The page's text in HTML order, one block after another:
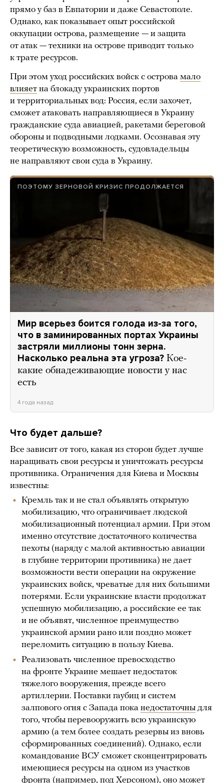
прямо у баз в Евпатории и даже Севастополе.
Однако, как показывает опыт российской
оккупации острова, размещение — и защита
от атак — техники на острове приводит только
к трате ресурсов.
При этом уход российских войск с острова мало
влияет на блокаду украинских портов
и территориальных вод: Россия, если захочет,
сможет атаковать направляющиеся в Украину
гражданские суда авиацией, ракетами береговой
обороны и подводными лодками. Осознавая эту
теоретическую возможность, судовладельцы
не направляют свои суда в Украину.
ПОЭТОМУ ЗЕРНОВОЙ КРИЗИС ПРОДОЛЖАЕТСЯ
Мир всерьез боится голода из-за того,
что в заминированных портах Украины
застряли миллионы тонн зерна.
Насколько реальна эта угроза? Кое-
какие обнадеживающие новости у нас
есть
4 года назад
Что будет дальше?
Все зависит от того, какая из сторон будет лучше
наращивать свои ресурсы и уничтожать ресурсы
противника. Ограничения для Киева и Москвы
известны:
Кремль так и не стал объявлять открытую
мобилизацию, что ограничивает людской
мобилизационный потенциал армии. При этом
именно отсутствие достаточного количества
пехоты (наряду с малой активностью авиации
в глубине территории противника) не дает
возможности вести операции на окружение
украинских войск, чреватые для них большими
потерями. Если украинские власти продолжат
успешную мобилизацию, а российские ее так
и не объявят, численное преимущество
украинской армии рано или поздно может
переломить ситуацию в пользу Киева.
Реализовать численное превосходство
на фронте Украине мешает недостаток
тяжелого вооружения, прежде всего
артиллерии. Поставки гаубиц и систем
залпового огня с Запада пока недостаточны для
того, чтобы перевооружить всю украинскую
армию (а тем более создать резервы из вновь
сформированных соединений). Однако, если
командование ВСУ сможет сконцентрировать
имеющиеся ресурсы на одном из участков
фронта (например, под Херсоном), оно может